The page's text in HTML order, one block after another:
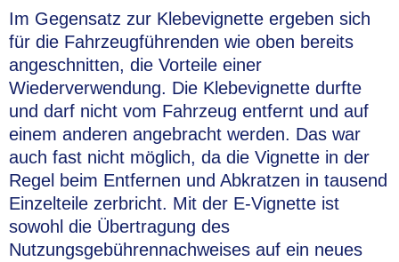
Im Gegensatz zur Klebevignette ergeben sich
für die Fahrzeugführenden wie oben bereits
angeschnitten, die Vorteile einer
Wiederverwendung. Die Klebevignette durfte
und darf nicht vom Fahrzeug entfernt und auf
einem anderen angebracht werden. Das war
auch fast nicht möglich, da die Vignette in der
Regel beim Entfernen und Abkratzen in tausend
Einzelteile zerbricht. Mit der E-Vignette ist
sowohl die Übertragung des
Nutzungsgebührennachweises auf ein neues